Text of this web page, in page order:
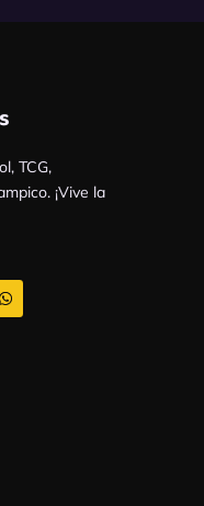
TCG,
¡Vive la
W
h
a